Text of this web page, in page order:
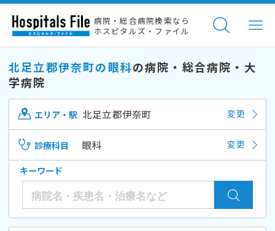
病院・総合病院検索なら
ホスピタルズ・ファイル
北足立郡伊奈町の眼科の病院・総合病院・大
学病院
エリア・駅 北足立郡伊奈町 変更
診療科目 眼科 変更
キーワード